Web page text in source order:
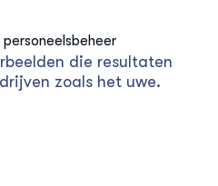
die resultaten
zoals het uwe.